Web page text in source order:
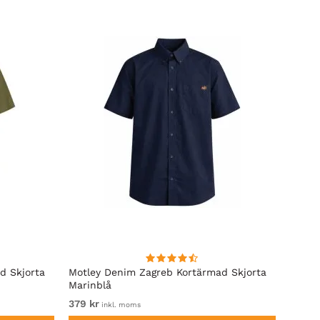
Skjorta
Motley Denim Zagreb Kortärmad Skjorta
Marinblå
379 kr inkl. moms